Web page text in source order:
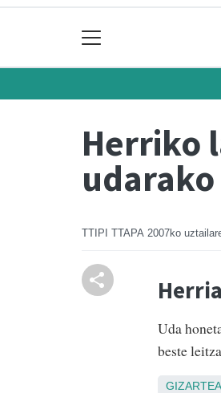
Herriko
udarako
TTIPI TTAPA 2007ko
Uda
beste
GIZARTEA